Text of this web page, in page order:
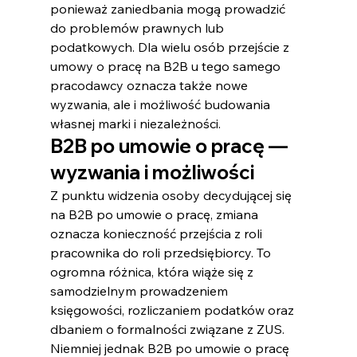
ponieważ zaniedbania mogą prowadzić
do problemów prawnych lub
podatkowych. Dla wielu osób przejście z
umowy o pracę na B2B u tego samego
pracodawcy oznacza także nowe
wyzwania, ale i możliwość budowania
własnej marki i niezależności.
B2B po umowie o pracę —
wyzwania i możliwości
Z punktu widzenia osoby decydującej się
na B2B po umowie o pracę, zmiana
oznacza konieczność przejścia z roli
pracownika do roli przedsiębiorcy. To
ogromna różnica, która wiąże się z
samodzielnym prowadzeniem
księgowości, rozliczaniem podatków oraz
dbaniem o formalności związane z ZUS.
Niemniej jednak B2B po umowie o pracę